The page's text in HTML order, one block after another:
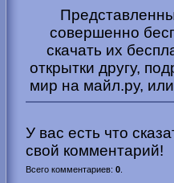
совершенно
скачать их
открытки другу,
мир на майл.ру,
У вас есть что
свой комментарий!
Всего комментариев: 0